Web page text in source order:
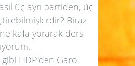
üç ayrı partiden, üç
Biraz
kafa yorarak ders
gibi HDP'den Garo